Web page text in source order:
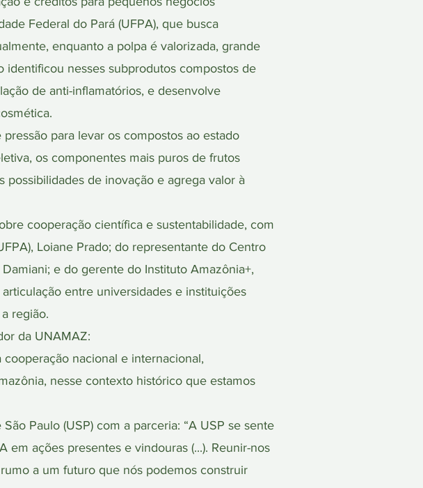
Federal do Pará (UFPA), que busca
enquanto a polpa é valorizada, grande
identificou nesses subprodutos compostos de
de anti-inflamatórios, e desenvolve
para levar os compostos ao estado
os componentes mais puros de frutos
possibilidades de inovação e agrega valor à
cooperação científica e sustentabilidade, com
Loiane Prado; do representante do Centro
e do gerente do Instituto Amazônia+,
entre universidades e instituições
região.
da UNAMAZ:
nacional e internacional,
nesse contexto histórico que estamos
Paulo (USP) com a parceria: “A USP se sente
ações presentes e vindouras (...). Reunir-nos
a um futuro que nós podemos construir